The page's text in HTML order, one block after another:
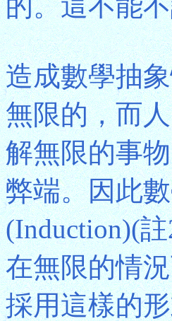
造成數學抽
無限的，而
解無限的事
弊端。因此
(Induction)(
在無限的情
採用這樣的